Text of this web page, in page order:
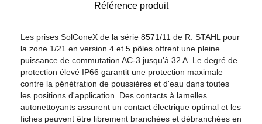
Référence produit
Les prises SolConeX de la série 8571/11 de R. STAHL pour
la zone 1/21 en version 4 et 5 pôles offrent une pleine
puissance de commutation AC-3 jusqu'à 32 A. Le degré de
protection élevé IP66 garantit une protection maximale
contre la pénétration de poussières et d'eau dans toutes
les positions d'application. Des contacts à lamelles
autonettoyants assurent un contact électrique optimal et les
fiches peuvent être librement branchées et débranchées en